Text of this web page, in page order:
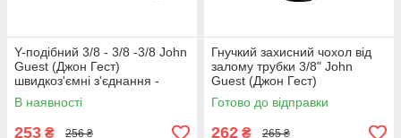
Y-подібний 3/8 - 3/8 -3/8 John
Guest (Джон Гест)
швидкоз'ємні з'єднання -
фітинги PI2312S
В наявності
253 ₴ 256 ₴
Гнучкий захисний чохол від
залому трубки 3/8" John
Guest (Джон Гест)
Готово до відправки
262 ₴ 265 ₴